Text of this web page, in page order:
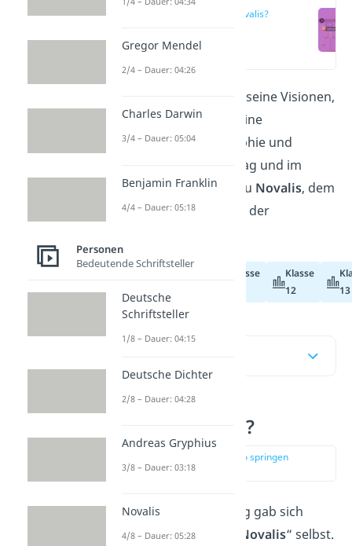
Wer war Novalis?
(00:15)
war bekannt für seine Visionen,
mystischen Ideen und seine
Verbindung von Philosophie und
Poesie. In unserem Beitrag und im
Videoerfährst du alles zu Novalis, dem
bedeutendsten Vertreter der
Klasse
Klasse
12
13
Wer war Novalis?
zur Stelle im Video springen
(00:15)
Friedrich von Hardenberg gab sich
seinen Künstlernamen „
Novalis“ selbst.
Gregor Mendel
2/4 – Dauer: 04:26
Charles Darwin
3/4 – Dauer: 05:04
Benjamin Franklin
4/4 – Dauer: 05:18
Personen
Bedeutende Schriftsteller
Deutsche
Schriftsteller
1/8 – Dauer: 04:15
Deutsche Dichter
2/8 – Dauer: 04:28
Andreas Gryphius
3/8 – Dauer: 03:18
Novalis
4/8 – Dauer: 05:28